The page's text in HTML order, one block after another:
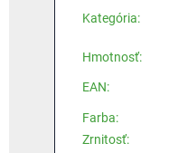
Kategória:
Hmotnosť:
EAN:
Farba:
Zrnitosť: